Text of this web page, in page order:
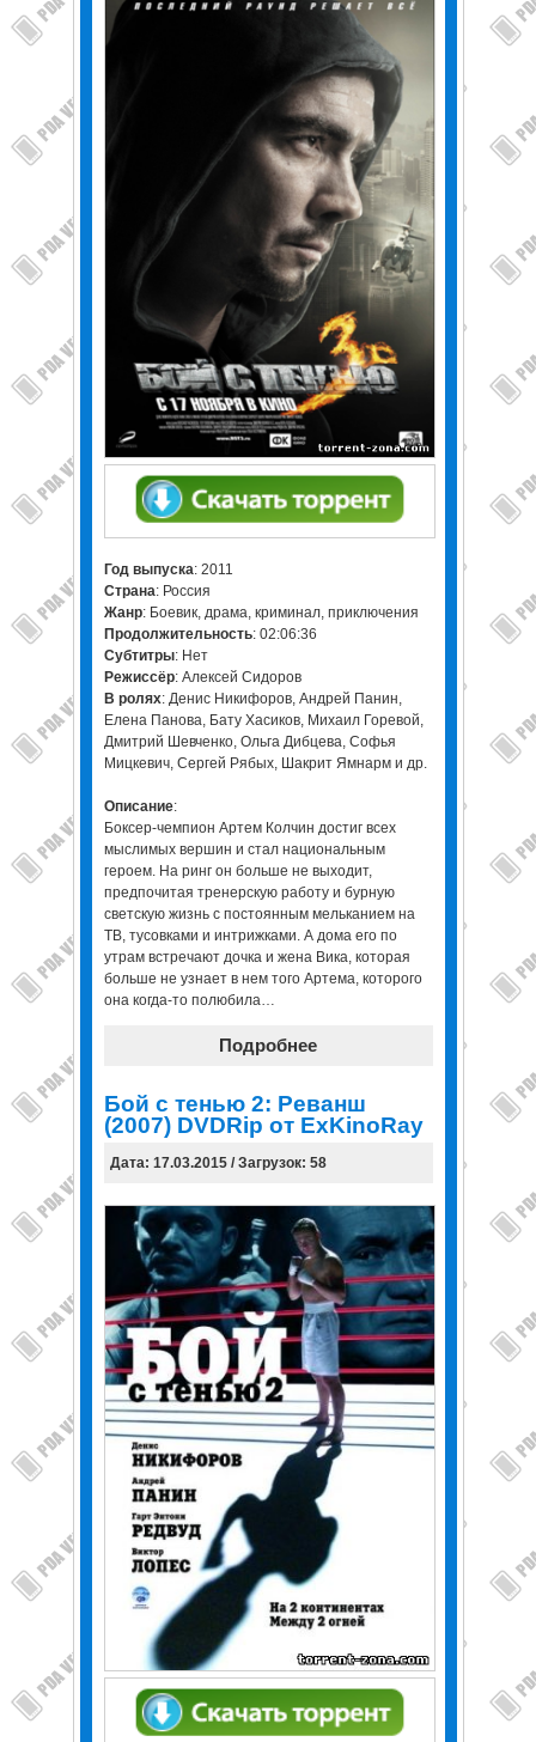
Год выпуска: 2011
Страна: Россия
Жанр: Боевик, драма, криминал, приключения
Продолжительность: 02:06:36
Субтитры: Нет
Режиссёр: Алексей Сидоров
В ролях: Денис Никифоров, Андрей Панин,
Елена Панова, Бату Хасиков, Михаил Горевой,
Дмитрий Шевченко, Ольга Дибцева, Софья
Мицкевич, Сергей Рябых, Шакрит Ямнарм и др.
Описание:
Боксер-чемпион Артем Колчин достиг всех
мыслимых вершин и стал национальным
героем. На ринг он больше не выходит,
предпочитая тренерскую работу и бурную
светскую жизнь с постоянным мельканием на
ТВ, тусовками и интрижками. А дома его по
утрам встречают дочка и жена Вика, которая
больше не узнает в нем того Артема, которого
она когда-то полюбила…
Подробнее
Бой с тенью 2: Реванш
(2007) DVDRip от ExKinoRay
Дата: 17.03.2015 / Загрузок: 58